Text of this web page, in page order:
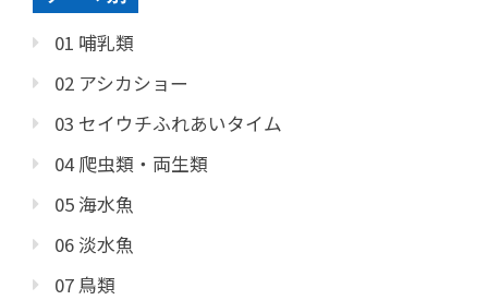
01 哺乳類
02 アシカショー
03 セイウチふれあいタイム
04 爬虫類・両生類
05 海水魚
06 淡水魚
07 鳥類